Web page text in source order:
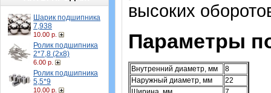
Шарик подшипника
7,938
10.00 р.
Ролик подшипника
2*7,8 (2х8)
6.00 р.
Ролик подшипника
5,5*9
10.00 р.
высоких
Параметры
Внутренний диаметр, мм
8
Наружный диаметр, мм
22